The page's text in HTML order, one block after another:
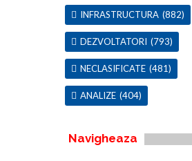
INFRASTRUCTURA (882)
DEZVOLTATORI (793)
NECLASIFICATE (481)
ANALIZE (404)
Navigheaza